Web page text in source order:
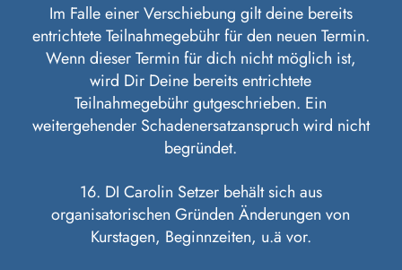
Im Falle einer Verschiebung gilt deine bereits
entrichtete Teilnahmegebühr für den neuen Termin.
Wenn dieser Termin für dich nicht möglich ist,
wird Dir Deine bereits entrichtete
Teilnahmegebühr gutgeschrieben. Ein
weitergehender Schadenersatzanspruch wird nicht
begründet.
16. DI Carolin Setzer behält sich aus
organisatorischen Gründen Änderungen von
Kurstagen, Beginnzeiten, u.ä vor.